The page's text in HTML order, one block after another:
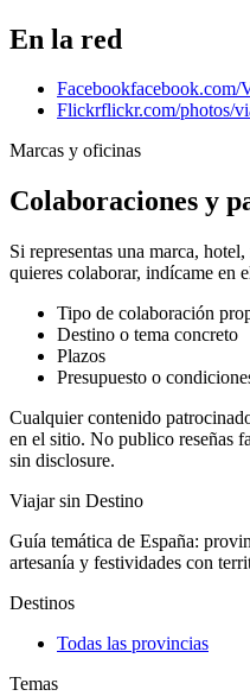
En la red
Facebook
Flickrflickr.com/photos/
Marcas y oficinas
Colaboraciones y
Si representas una marca,
quieres colaborar, indícame en
Tipo de colaboración
Destino o tema concreto
Plazos
Presupuesto o
Cualquier contenido
en el sitio. No publico reseñas
sin disclosure.
Viajar sin Destino
Guía temática de España:
artesanía y festividades con
Destinos
Todas las provincias
Temas